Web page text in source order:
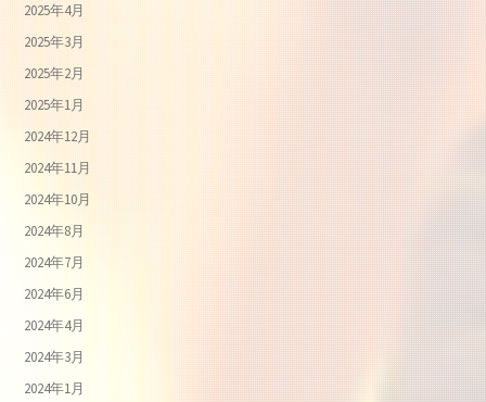
2025年4月
2025年3月
2025年2月
2025年1月
2024年12月
2024年11月
2024年10月
2024年8月
2024年7月
2024年6月
2024年4月
2024年3月
2024年1月